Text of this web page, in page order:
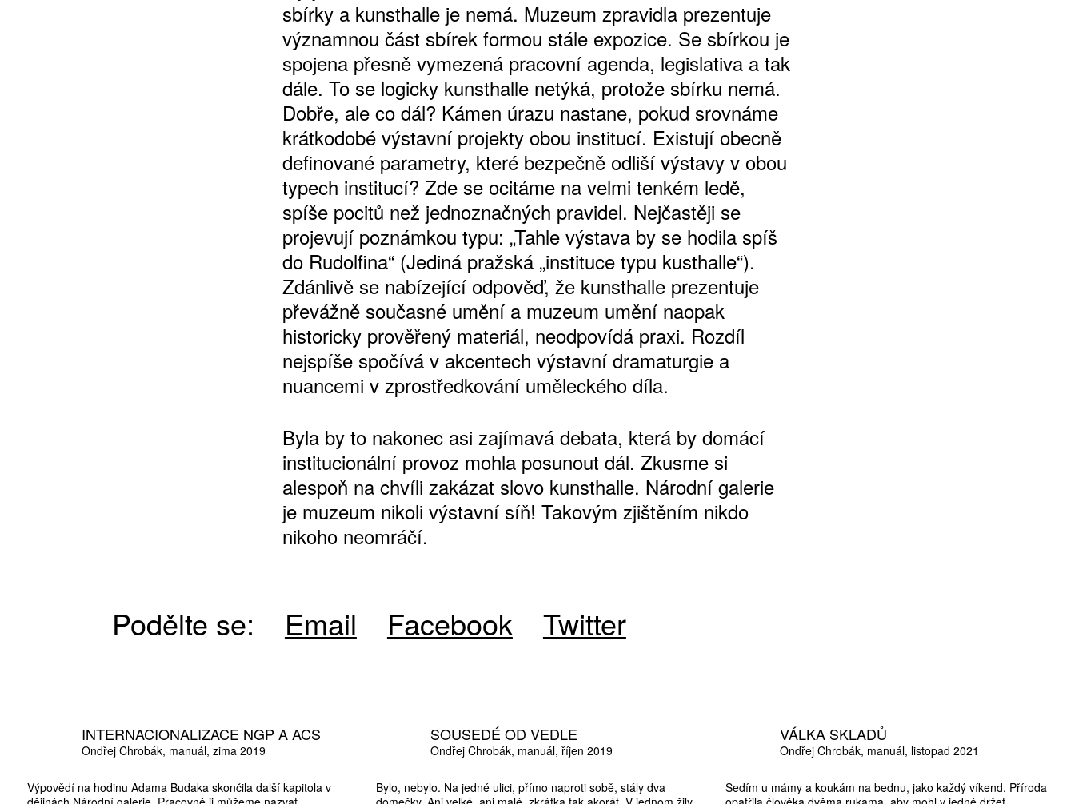
sbírky a kunsthalle je nemá. Muzeum zpravidla prezentuje
významnou část sbírek formou stále expozice. Se sbírkou je
spojena přesně vymezená pracovní agenda, legislativa a tak
dále. To se logicky kunsthalle netýká, protože sbírku nemá.
Dobře, ale co dál? Kámen úrazu nastane, pokud srovnáme
krátkodobé výstavní projekty obou institucí. Existují obecně
definované parametry, které bezpečně odliší výstavy v obou
typech institucí? Zde se ocitáme na velmi tenkém ledě,
spíše pocitů než jednoznačných pravidel. Nejčastěji se
projevují poznámkou typu: „Tahle výstava by se hodila spíš
do Rudolfina“ (Jediná pražská „instituce typu kusthalle“).
Zdánlivě se nabízející odpověď, že kunsthalle prezentuje
převážně současné umění a muzeum umění naopak
historicky prověřený materiál, neodpovídá praxi. Rozdíl
nejspíše spočívá v akcentech výstavní dramaturgie a
nuancemi v zprostředkování uměleckého díla.
Byla by to nakonec asi zajímavá debata, která by domácí
institucionální provoz mohla posunout dál. Zkusme si
alespoň na chvíli zakázat slovo kunsthalle. Národní galerie
je muzeum nikoli výstavní síň! Takovým zjištěním nikdo
nikoho neomráčí.
Podělte se: Email Facebook Twitter
INTERNACIONALIZACE NGP A ACS
Ondřej Chrobák manuál zima 2019
Výpovědí na hodinu Adama Budaka skončila další kapitola v
SOUSEDÉ OD VEDLE
Ondřej Chrobák manuál říjen 2019
Bylo, nebylo. Na jedné ulici, přímo naproti sobě, stály dva
VÁLKA SKLADŮ
Ondřej Chrobák manuál listopad 2021
Sedím u mámy a koukám na bednu, jako každý víkend. Příroda